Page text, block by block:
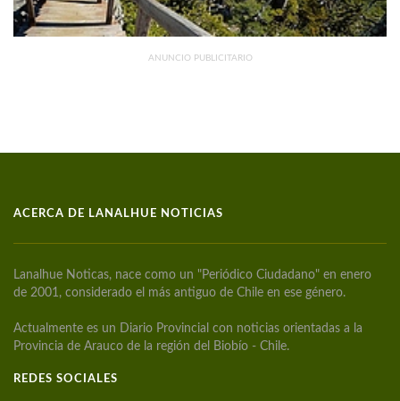
ANUNCIO PUBLICITARIO
ACERCA DE LANALHUE NOTICIAS
Lanalhue Noticas, nace como un "Periódico Ciudadano" en enero
de 2001, considerado el más antiguo de Chile en ese género.
Actualmente es un Diario Provincial con noticias orientadas a la
Provincia de Arauco de la región del Biobío - Chile.
REDES SOCIALES